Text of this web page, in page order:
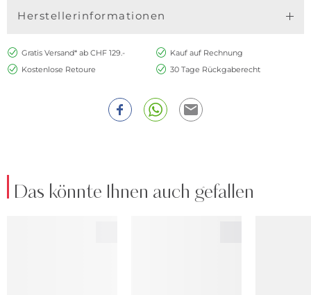
Herstellerinformationen
Gratis Versand* ab CHF 129.-
Kauf auf Rechnung
Kostenlose Retoure
30 Tage Rückgaberecht
Das könnte Ihnen auch gefallen